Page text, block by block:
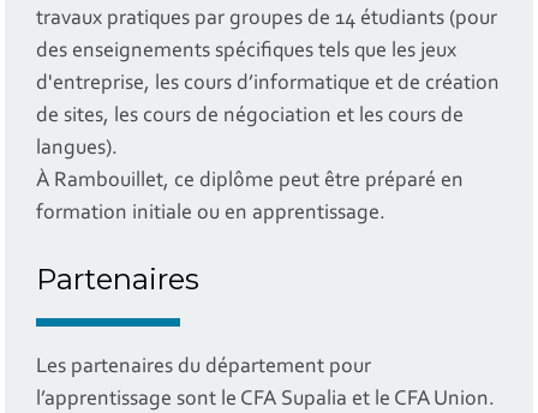
travaux pratiques par groupes de 14 étudiants (pour
des enseignements spécifiques tels que les jeux
d'entreprise, les cours d’informatique et de création
de sites, les cours de négociation et les cours de
langues).
À Rambouillet, ce diplôme peut être préparé en
formation initiale ou en apprentissage.
Partenaires
Les partenaires du département pour
l’apprentissage sont le CFA Supalia et le CFA Union.